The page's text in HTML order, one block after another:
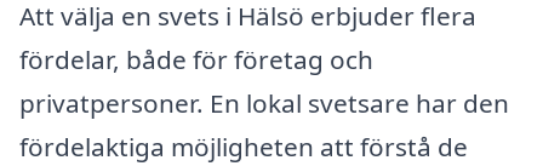
Att välja en svets i Hälsö erbjuder flera
fördelar, både för företag och
privatpersoner. En lokal svetsare har den
fördelaktiga möjligheten att förstå de